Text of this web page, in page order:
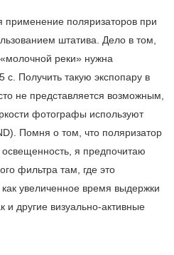
применение поляризаторов при
штатива. Дело в том,
реки» нужна
с. Получить такую экспопару в
не представляется возможным,
фотографы используют
Помня о том, что поляризатор
я предпочитаю
фильтра там, где это
увеличенное время выдержки
другие визуально-активные